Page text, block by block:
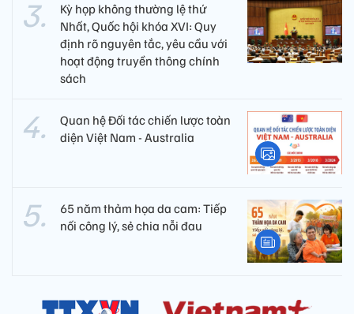
Kỳ họp không thường lệ thứ
Nhất, Quốc hội khóa XVI: Quy
định rõ nguyên tắc, yêu cầu với
hoạt động truyền thông chính
sách
Quan hệ Đối tác chiến lược toàn
diện Việt Nam - Australia
65 năm thảm họa da cam: Tiếp
nối công lý, sẻ chia nỗi đau